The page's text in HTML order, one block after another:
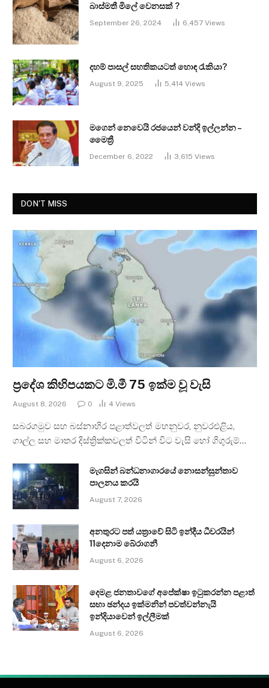
බාස්මතී මිලේ වෙනසක් ?
September 26, 2024 6,457 Views
දහම් පාසල් සහතිකයටත් හොඳ රැකියා?
August 9, 2025 5,414 Views
මගෙන් නෙවෙයි රජයෙන් වන්දි ඉල්ලන්න –
මෛත්‍රී
December 6, 2022 3,615 Views
DON'T MISS
ප්‍රදේශ කිහිපයකට මි.මී 75 ඉක්ම වූ වැසි
August 8, 2026 0 4 Views
සබරගමුව සහ බස්නාහිර පළාත්වලත් මහනුවර, නුවරඑළිය,
ගාල්ල සහ මාතර දිස්ත්‍රික්කවලත් විටින් විට වැසි හෝ ගිගුරුම්…
මැගසින් බන්ධනාගාරයේ නොසන්සුන්තාව
පාලනය කරයි
August 7, 2026
අනතුරට පත් යත්‍රාවේ සිටි ඉන්දීය ධීවරයින්
11දෙනාම බේරාගනී
August 6, 2026
දෙමළ ජනතාවගේ අපේක්ෂා ඉටුකරන්න පළාත්
සභා ඡන්දය ඉක්මනින් පවත්වන්නැයි
ඉන්දියාවෙන් ඉල්ලීමක්
August 6, 2026